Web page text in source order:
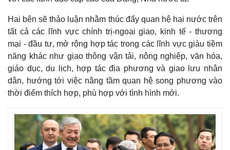
Hai bên sẽ thảo luận nhằm thúc đẩy quan hệ hai nước trên
tất cả các lĩnh vực chính trị-ngoại giao, kinh tế - thương
mại - đầu tư, mở rộng hợp tác trong các lĩnh vực giàu tiềm
năng khác như giao thông vận tải, nông nghiệp, văn hóa,
giáo dục, du lịch, hợp tác địa phương và giao lưu nhân
dân, hướng tới việc nâng tầm quan hệ song phương vào
thời điểm thích hợp, phù hợp với tình hình mới.